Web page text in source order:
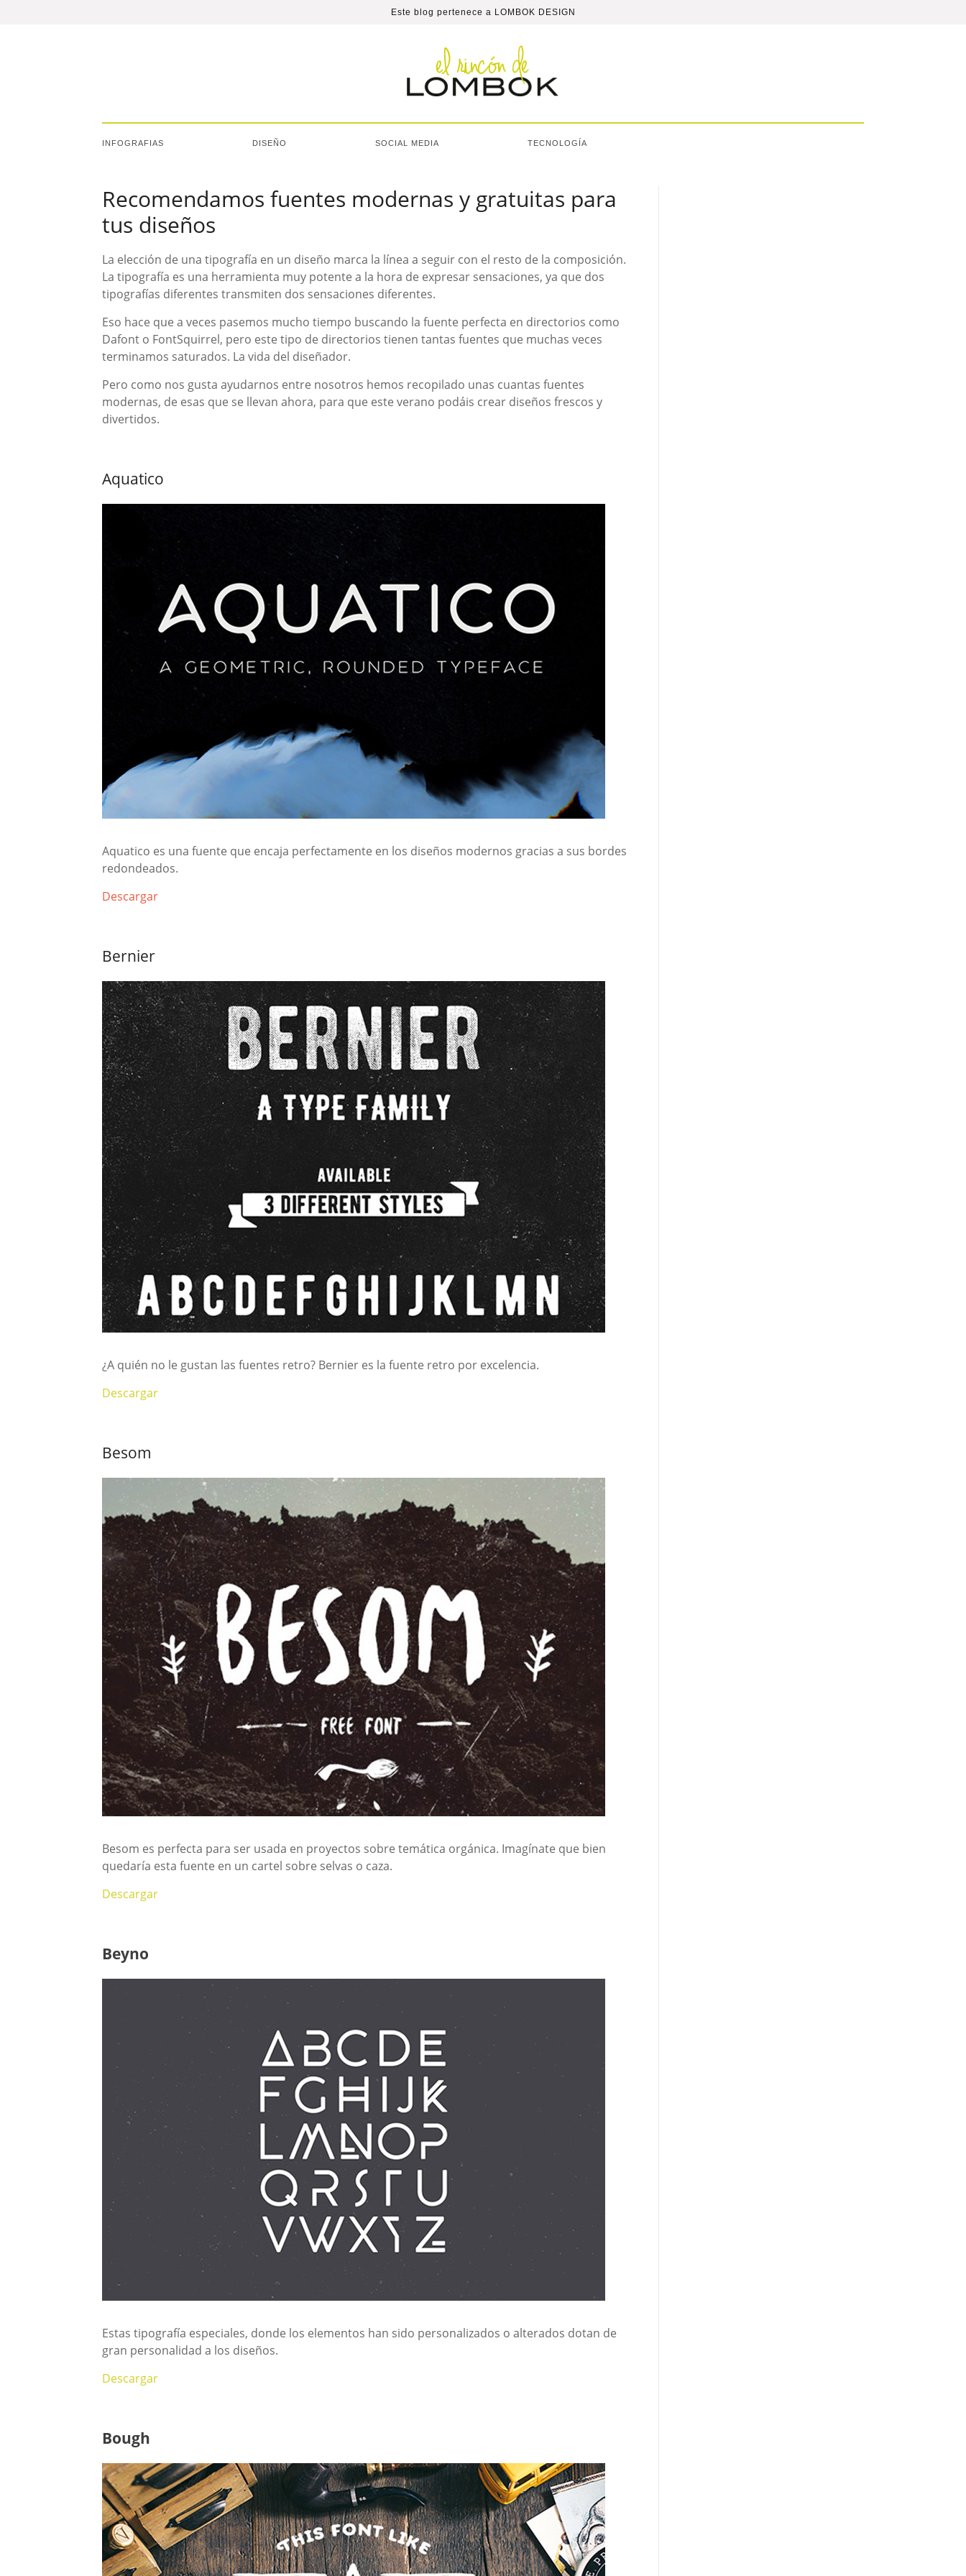
Este blog pertenece a LOMBOK DESIGN
INFOGRAFIAS DISEÑO SOCIAL MEDIA TECNOLOGÍA
Recomendamos fuentes modernas y gratuitas para
tus diseños
La elección de una tipografía en un diseño marca la línea a seguir con el resto de la composición.
La tipografía es una herramienta muy potente a la hora de expresar sensaciones, ya que dos
tipografías diferentes transmiten dos sensaciones diferentes.
Eso hace que a veces pasemos mucho tiempo buscando la fuente perfecta en directorios como
Dafont o FontSquirrel, pero este tipo de directorios tienen tantas fuentes que muchas veces
terminamos saturados. La vida del diseñador.
Pero como nos gusta ayudarnos entre nosotros hemos recopilado unas cuantas fuentes
modernas, de esas que se llevan ahora, para que este verano podáis crear diseños frescos y
divertidos.
Aquatico
Aquatico es una fuente que encaja perfectamente en los diseños modernos gracias a sus bordes
redondeados.
Descargar
Bernier
¿A quién no le gustan las fuentes retro? Bernier es la fuente retro por excelencia.
Descargar
Besom
Besom es perfecta para ser usada en proyectos sobre temática orgánica. Imagínate que bien
quedaría esta fuente en un cartel sobre selvas o caza.
Descargar
Beyno
Estas tipografía especiales, donde los elementos han sido personalizados o alterados dotan de
gran personalidad a los diseños.
Descargar
Bough